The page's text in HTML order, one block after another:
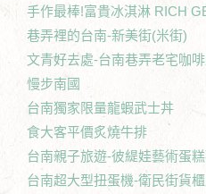
手作最棒!富貴冰淇淋 RICH
巷弄裡的台南-新美街(米街)
文青好去處-台南巷弄老宅咖
慢步南國
台南獨家限量龍蝦武士丼
食大客平價炙燒牛排
台南親子旅遊-彼緹娃藝術蛋
台南超大型扭蛋機-衛民街貨